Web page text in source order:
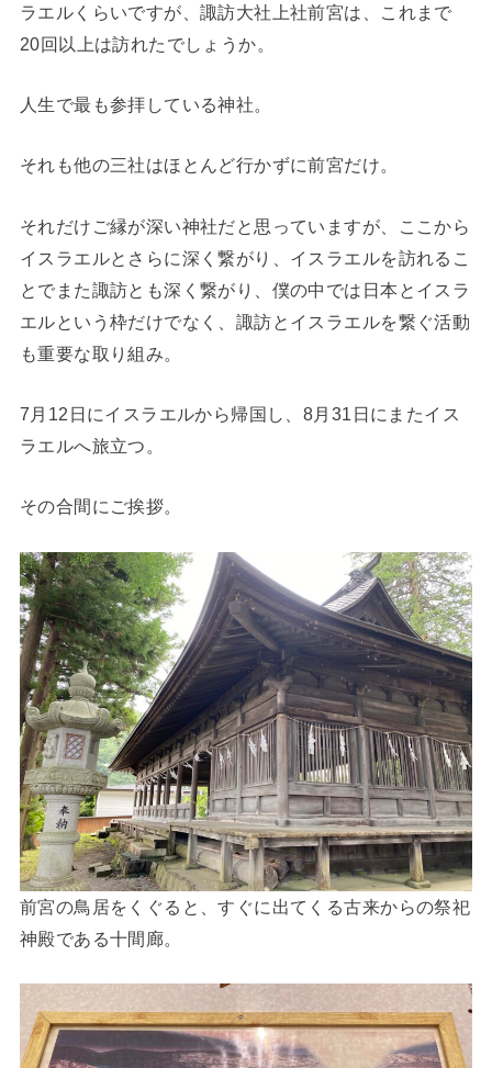
ラエルくらいですが、諏訪大社上社前宮は、これまで
20回以上は訪れたでしょうか。
人生で最も参拝している神社。
それも他の三社はほとんど行かずに前宮だけ。
それだけご縁が深い神社だと思っていますが、ここから
イスラエルとさらに深く繋がり、イスラエルを訪れるこ
とでまた諏訪とも深く繋がり、僕の中では日本とイスラ
エルという枠だけでなく、諏訪とイスラエルを繋ぐ活動
も重要な取り組み。
7月12日にイスラエルから帰国し、8月31日にまたイス
ラエルへ旅立つ。
その合間にご挨拶。
前宮の鳥居をくぐると、すぐに出てくる古来からの祭祀
神殿である十間廊。